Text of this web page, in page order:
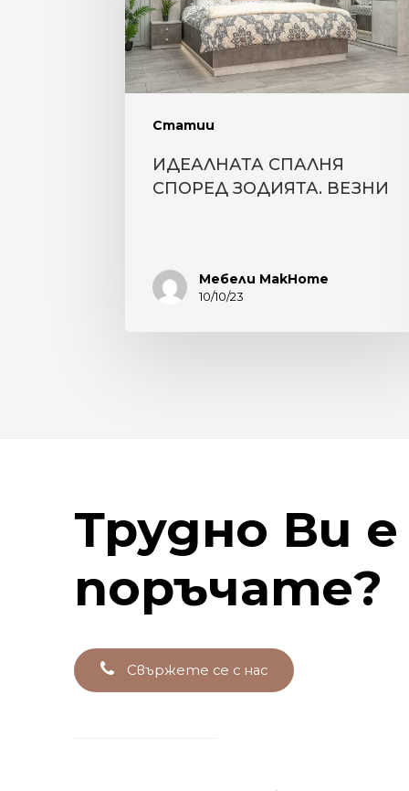
Статии
ВЕЗНИ
ИДЕАЛНАТА СПАЛНЯ
СПОРЕД ЗОДИЯТА. ВЕЗНИ
Мебели MakHome
10/10/23
Трудно Ви е
поръчате?
Свържете се с нас